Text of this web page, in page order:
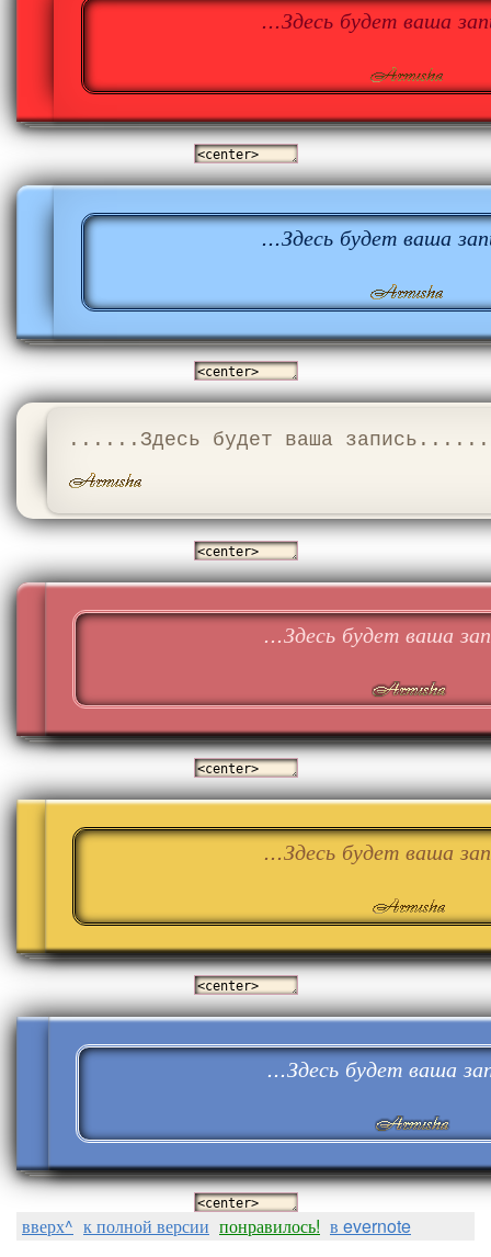
...Здесь будет ваша
...Здесь будет ваша
......Здесь будет ваша запись......
...Здесь будет ваша
...Здесь будет ваша
...Здесь будет ваша
вверх^ к полной версии понравилось! в evernote